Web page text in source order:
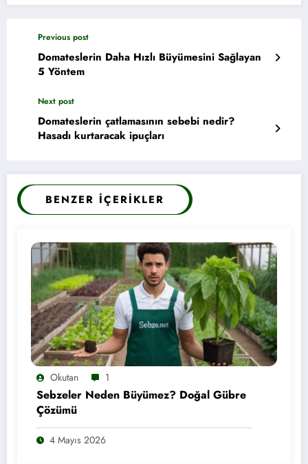
Previous post
Domateslerin Daha Hızlı Büyümesini Sağlayan
5 Yöntem
Next post
Domateslerin çatlamasının sebebi nedir?
Hasadı kurtaracak ipuçları
BENZER İÇERIKLER
Okutan 1
Sebzeler Neden Büyümez? Doğal Gübre
Çözümü
4 Mayıs 2026